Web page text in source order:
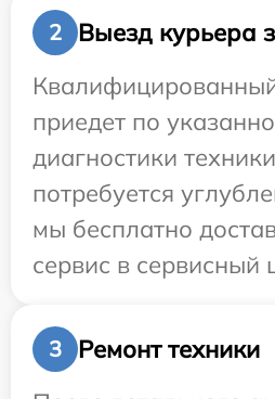
2
Выезд курьера
приедет по
диагностики
потребуется
мы бесплатно
сервис в сервисный
3
Ремонт техники